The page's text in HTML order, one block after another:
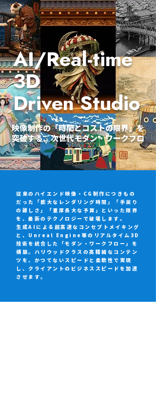
AI/Real-time
3D
Driven Studio
映像制作の「時間とコストの限界」を
突破する、次世代モダン・ワークフロ
ー
従来のハイエンド映像・CG制作につきもの
だった「膨大なレンダリング時間」「手戻り
の難しさ」「重厚長大な予算」といった限界
を、最新のテクノロジーで破壊します。
生成AIによる超高速なコンセプトメイキング
と、Unreal Engine等のリアルタイム3D
技術を統合した「モダン・ワークフロー」を
構築。ハリウッドクラスの高精細なコンテン
ツを、かつてないスピードと柔軟性で実現
し、クライアントのビジネススピードを加速
させます。